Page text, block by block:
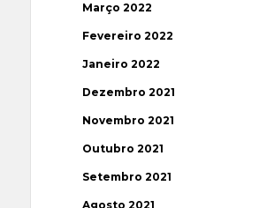
Março 2022
Fevereiro 2022
Janeiro 2022
Dezembro 2021
Novembro 2021
Outubro 2021
Setembro 2021
Agosto 2021